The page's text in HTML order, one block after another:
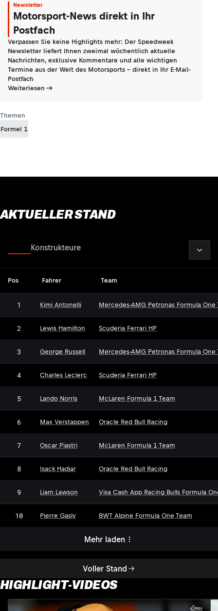
Newsletter
Motorsport-News direkt in Ihr
Postfach
Verpassen Sie keine Highlights mehr: Der Speedweek
Newsletter liefert Ihnen zweimal wöchentlich aktuelle
Nachrichten, exklusive Kommentare und alle wichtigen
Termine aus der Welt des Motorsports - direkt in Ihr E-Mail-
Postfach
Weiterlesen
Themen
Formel 1
AKTUELLER STAND
Voller Stand
Konstrukteure
Pos Fahrer Team
1 Kimi Antonelli Mercedes-AMG Petronas Formula One
2 Lewis Hamilton Scuderia Ferrari HP
3 George Russell Mercedes-AMG Petronas Formula One
4 Charles Leclerc Scuderia Ferrari HP
5 Lando Norris McLaren Formula 1 Team
6 Max Verstappen Oracle Red Bull Racing
7 Oscar Piastri McLaren Formula 1 Team
8 Isack Hadjar Oracle Red Bull Racing
9 Liam Lawson Visa Cash App Racing Bulls Formula
10 Pierre Gasly BWT Alpine Formula One Team
Mehr laden
HIGHLIGHT-VIDEOS